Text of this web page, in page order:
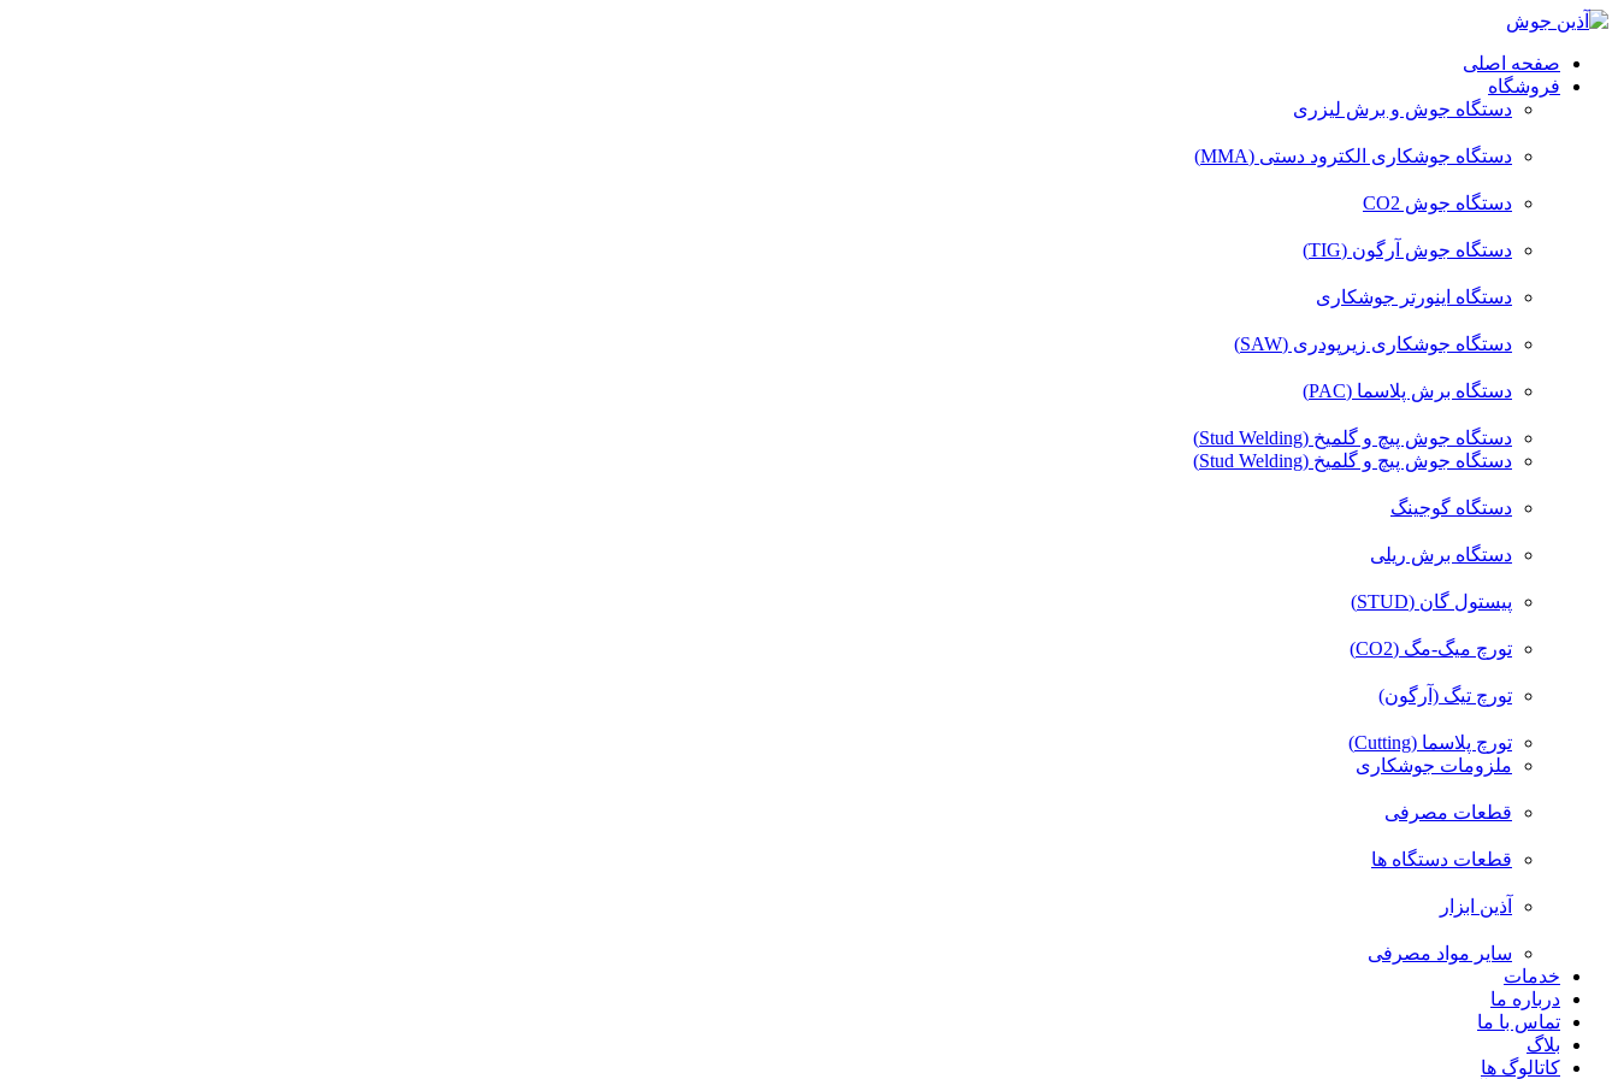
صفحه اصلی
فروشگاه
دستگاه جوش و برش لیزری
دستگاه جوشکاری الکترود دستی (MMA)
دستگاه جوش CO2
دستگاه جوش آرگون (TIG)
دستگاه اینورتر جوشکاری
دستگاه جوشکاری زیرپودری (SAW)
دستگاه برش پلاسما (PAC)
دستگاه جوش پیچ و گلمیخ (Stud Welding)
دستگاه جوش پیچ و گلمیخ (Stud Welding)
دستگاه گوجینگ
دستگاه برش ریلی
پیستول گان (STUD)
تورچ میگ-مگ (CO2)
تورچ تیگ (آرگون)
تورچ پلاسما (Cutting)
ملزومات جوشکاری
قطعات مصرفی
قطعات دستگاه ها
آذین ابزار
سایر مواد مصرفی
خدمات
درباره ما
تماس با ما
بلاگ
کاتالوگ ها